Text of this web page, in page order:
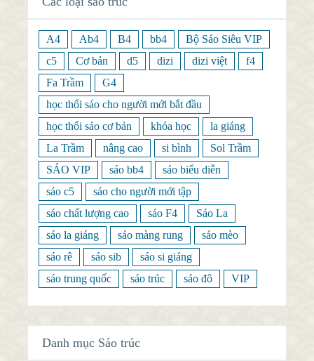
A4 Ab4 B4 bb4
Bộ Sáo Siêu VIP
c5
Cơ bản d5 dizi dizi việt
f4
Fa Trầm
G4
học thổi sáo cho người mới bắt đầu
học thổi sáo cơ bản
khóa học
la giáng
La Trầm
nâng cao si bình
Sol Trầm
SÁO VIP
sáo bb4
sáo biểu diễn
sáo c5
sáo cho người mới tập
sáo chất lượng cao
sáo F4
Sáo La
sáo la giáng
sáo màng rung
sáo mèo
sáo rê
sáo sib
sáo si giáng
sáo trung quốc
sáo trúc sáo đô VIP
Danh mục Sáo trúc